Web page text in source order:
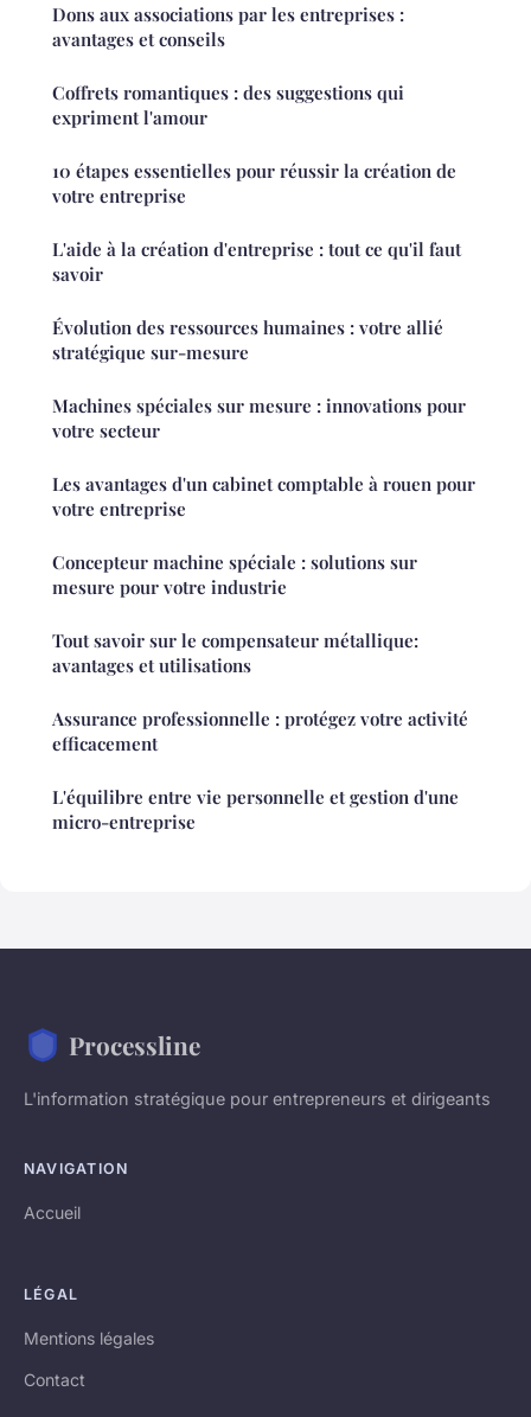
Dons aux associations par les entreprises :
avantages et conseils
Coffrets romantiques : des suggestions qui
expriment l'amour
10 étapes essentielles pour réussir la création de
votre entreprise
L'aide à la création d'entreprise : tout ce qu'il faut
savoir
Évolution des ressources humaines : votre allié
stratégique sur-mesure
Machines spéciales sur mesure : innovations pour
votre secteur
Les avantages d'un cabinet comptable à rouen pour
votre entreprise
Concepteur machine spéciale : solutions sur
mesure pour votre industrie
Tout savoir sur le compensateur métallique:
avantages et utilisations
Assurance professionnelle : protégez votre activité
efficacement
L'équilibre entre vie personnelle et gestion d'une
micro-entreprise
Processline
L'information stratégique pour entrepreneurs et dirigeants
NAVIGATION
Accueil
LÉGAL
Mentions légales
Contact